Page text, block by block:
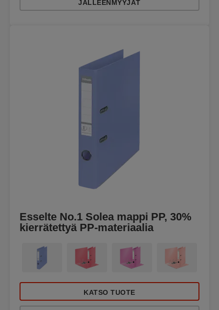
JÄLLEENMYYJÄT
Esselte No.1 Solea mappi PP, 30%
kierrätettyä PP-materiaalia
KATSO TUOTE